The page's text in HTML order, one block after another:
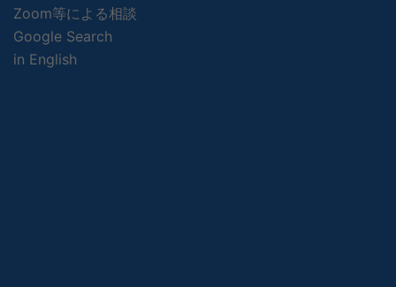
Zoom等による相談
Google Search
in English